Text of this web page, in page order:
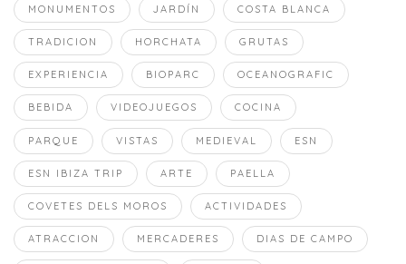
MONUMENTOS JARDÍN COSTA BLANCA
TRADICION HORCHATA GRUTAS
EXPERIENCIA BIOPARC OCEANOGRAFIC
BEBIDA VIDEOJUEGOS COCINA
PARQUE VISTAS MEDIEVAL ESN
ESN IBIZA TRIP ARTE PAELLA
COVETES DELS MOROS ACTIVIDADES
ATRACCION MERCADERES DIAS DE CAMPO